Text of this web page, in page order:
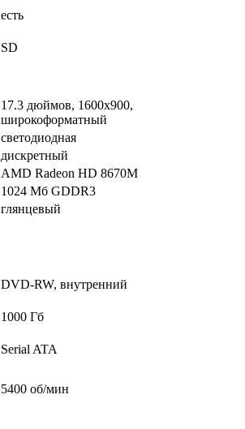
есть
SD
17.3 дюймов, 1600x900,
широкоформатный
светодиодная
дискретный
AMD Radeon HD 8670M
1024 Мб GDDR3
глянцевый
DVD-RW, внутренний
1000 Гб
Serial ATA
5400 об/мин